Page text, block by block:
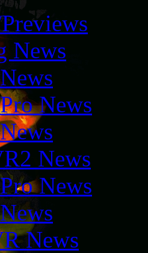
News
News
News
News
News